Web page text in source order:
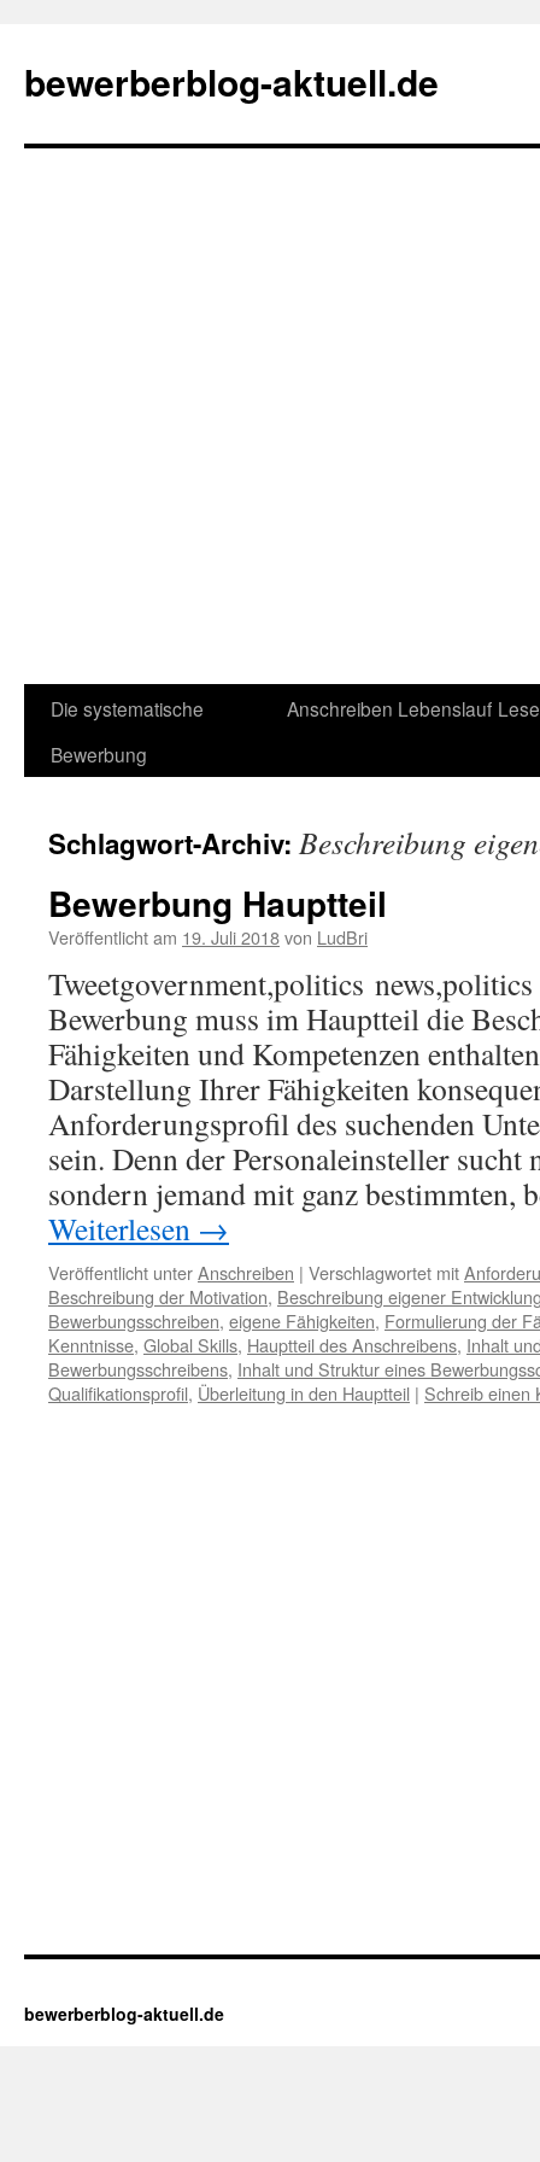
bewerberblog-aktuell.de
Die systematische
Bewerbung
Anschreiben Lebenslauf
Schlagwort-Archiv: Beschreibung
Bewerbung Hauptteil
Veröffentlicht am 19. Juli 2018von LudBri
Tweetgovernment,politics
Bewerbung muss im Hauptteil die
Fähigkeiten und Kompetenzen
Darstellung Ihrer Fähigkeiten
Anforderungsprofil des suchenden
sein. Denn der Personaleinsteller sucht
sondern jemand mit ganz bestimmten,
Weiterlesen →
Veröffentlicht unterAnschreiben | Verschlagwortet mit
Beschreibung der Motivation, Beschreibung eigener
Bewerbungsschreiben, eigene Fähigkeiten, Formulierung der
Kenntnisse, Global Skills, Hauptteil des Anschreibens, Inhalt
Bewerbungsschreibens, Inhalt und Struktur eines
Qualifikationsprofil, Überleitung in den Hauptteil | Schreib einen
bewerberblog-aktuell.de